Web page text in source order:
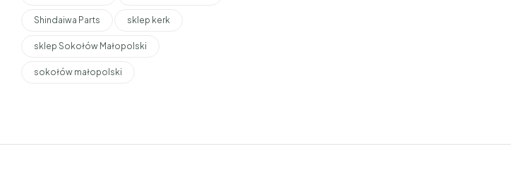
Shindaiwa Parts sklep kerk
sklep Sokołów Małopolski
sokołów małopolski